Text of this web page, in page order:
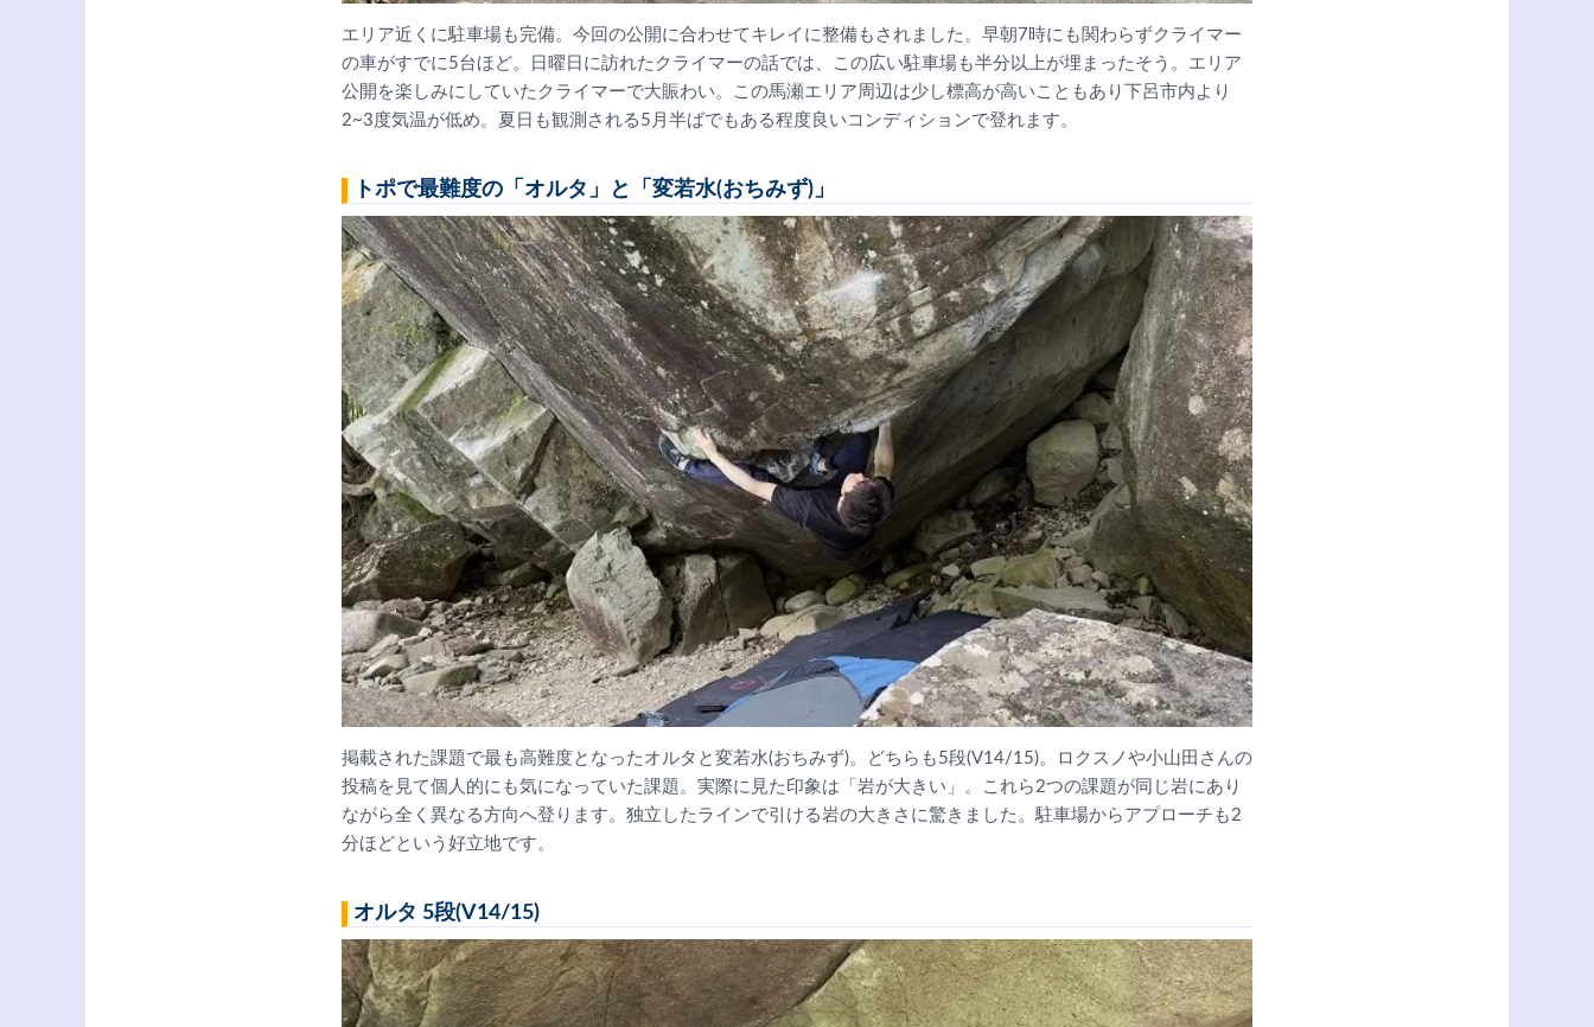
エリア近くに駐車場も完備。今回の公開に合わせてキレイに整備もされました。早朝7時にも関わらずクライマー
の車がすでに5台ほど。日曜日に訪れたクライマーの話では、この広い駐車場も半分以上が埋まったそう。エリア
公開を楽しみにしていたクライマーで大賑わい。この馬瀬エリア周辺は少し標高が高いこともあり下呂市内より
2~3度気温が低め。夏日も観測される5月半ばでもある程度良いコンディションで登れます。
トポで最難度の「オルタ」と「変若水(おちみず)」
掲載された課題で最も高難度となったオルタと変若水(おちみず)。どちらも5段(V14/15)。ロクスノや小山田さんの
投稿を見て個人的にも気になっていた課題。実際に見た印象は「岩が大きい」。これら2つの課題が同じ岩にあり
ながら全く異なる方向へ登ります。独立したラインで引ける岩の大きさに驚きました。駐車場からアプローチも2
分ほどという好立地です。
オルタ 5段(V14/15)